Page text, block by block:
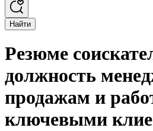
Найти
Резюме
должность
продажам и
ключевыми